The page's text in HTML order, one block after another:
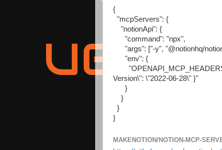
{
"mcpServers": {
"notionApi": {
"command": "npx",
"args": ["-y", "@notionhq/
"env": {
Version\": \"2022-06-28\" }"
}
}
}
}
MAKENOTION/NOTION-MCP-